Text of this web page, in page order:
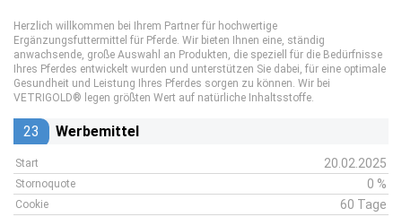
Herzlich willkommen bei Ihrem Partner für hochwertige
Ergänzungsfuttermittel für Pferde. Wir bieten Ihnen eine, ständig
anwachsende, große Auswahl an Produkten, die speziell für die Bedürfnisse
Ihres Pferdes entwickelt wurden und unterstützen Sie dabei, für eine optimale
Gesundheit und Leistung Ihres Pferdes sorgen zu können. Wir bei
VETRIGOLD® legen größten Wert auf natürliche Inhaltsstoffe.
23 Werbemittel
Start 20.02.2025
Stornoquote 0 %
Cookie 60 Tage